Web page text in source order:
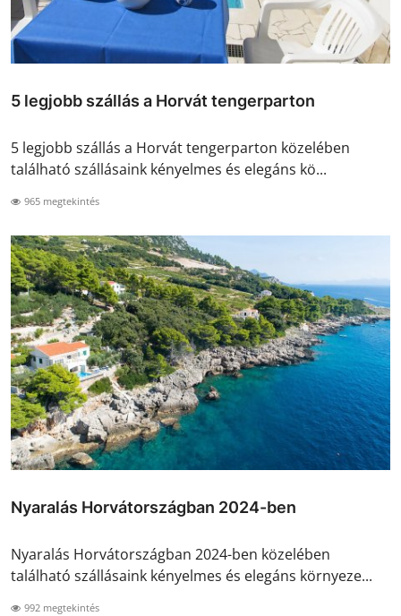
5 legjobb szállás a Horvát tengerparton
5 legjobb szállás a Horvát tengerparton közelében
található szállásaink kényelmes és elegáns kö...
965 megtekintés
Nyaralás Horvátországban 2024-ben
Nyaralás Horvátországban 2024-ben közelében
található szállásaink kényelmes és elegáns környeze...
992 megtekintés